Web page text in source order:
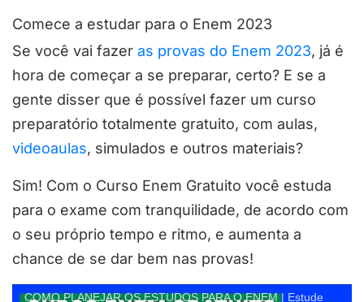
Comece a estudar para o Enem 2023
Se você vai fazer as provas do Enem 2023, já é
hora de começar a se preparar, certo? E se a
gente disser que é possível fazer um curso
preparatório totalmente gratuito, com aulas,
videoaulas, simulados e outros materiais?
Sim! Com o Curso Enem Gratuito você estuda
para o exame com tranquilidade, de acordo com
o seu próprio tempo e ritmo, e aumenta a
chance de se dar bem nas provas!
COMO PLANEJAR OS ESTUDOS PARA O ENEM | Estude